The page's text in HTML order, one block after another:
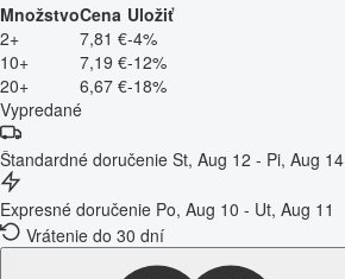
MnožstvoCena Uložiť
2+
7,81 €-4%
10+
7,19 €-12%
20+
6,67 €-18%
Vypredané
Štandardné doručenie St, Aug 12 - Pi, Aug 14
Expresné doručenie Po, Aug 10 - Ut, Aug 11
Vrátenie do 30 dní